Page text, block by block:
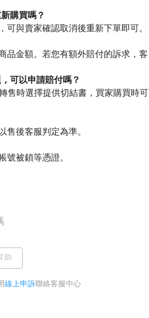
購買嗎？
與賣家確認取消後重新下單即可。
品金額。若您有額外賠付的訴求，客
可以申請賠付嗎？
售時選擇提供切結書，買家購買時可
售後客服判定為準。
號被鎖等憑證。
助
線上申訴聯絡客服中心